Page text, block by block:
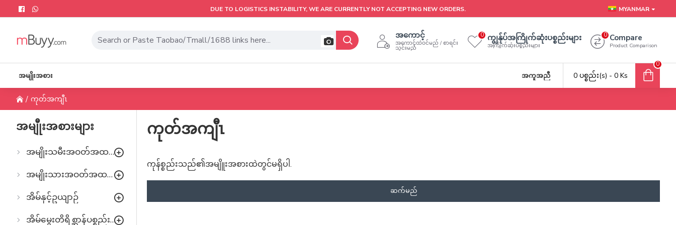
DUE TO LOGISTICS INSTABILITY, WE ARE CURRENTLY NOT ACCEPTING NEW ORDERS. MYANMAR
အကောင့်
အကောင့်ထဲဝင်မည် / စာရင်း
သွင်းမည်
ကျွန်ုပ်အကြိုက်ဆုံးပစ္စည်းများ
အကြိုက်ဆုံးပစ္စည်းများ
0 Compare
Product Comparison
0
အမျိုးအစား အကူအညီ 0 ပစ္စည်း(s) - 0 Ks
0
ကုတ်အကျီၤ
အမျီုးအစားများ
အမျိုးသမီးအဝတ်အထည်များ
အမျိုးသားအဝတ်အထည်များ
အိမ်နှင့်ဥယျာဉ်
အိမ်မွေးတိရိစ္ဆာန်ပစ္စည်းများ
ကုတ်အကျီၤ
ကုန်စ္စည်းသည်၏အမျိူးအစားထဲတွင်မရှိပါ.
ဆက်မည်